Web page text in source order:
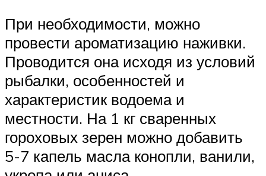
При необходимости, можно
провести ароматизацию наживки.
Проводится она исходя из условий
рыбалки, особенностей и
характеристик водоема и
местности. На 1 кг сваренных
гороховых зерен можно добавить
5-7 капель масла конопли, ванили,